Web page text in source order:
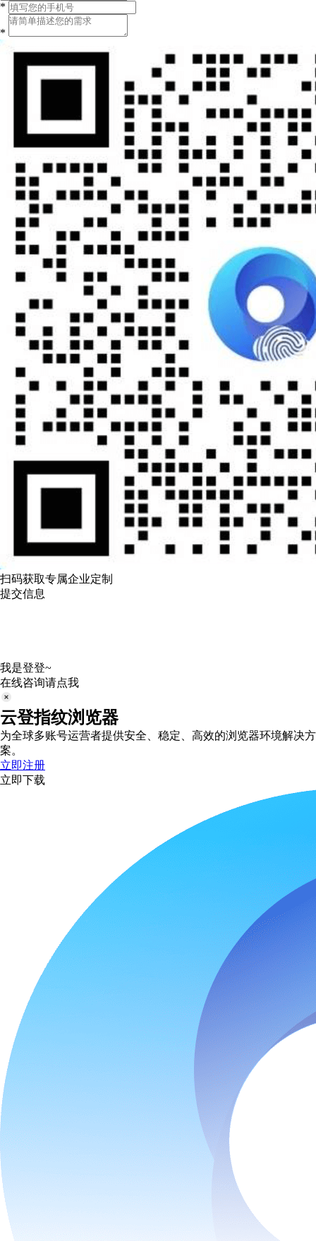
*
*
扫码获取专属企业定制
提交信息
我是登登~
在线咨询请点我
云登指纹浏览器
为全球多账号运营者提供安全、稳定、高效的浏览器环境解决方
案。
立即注册
立即下载